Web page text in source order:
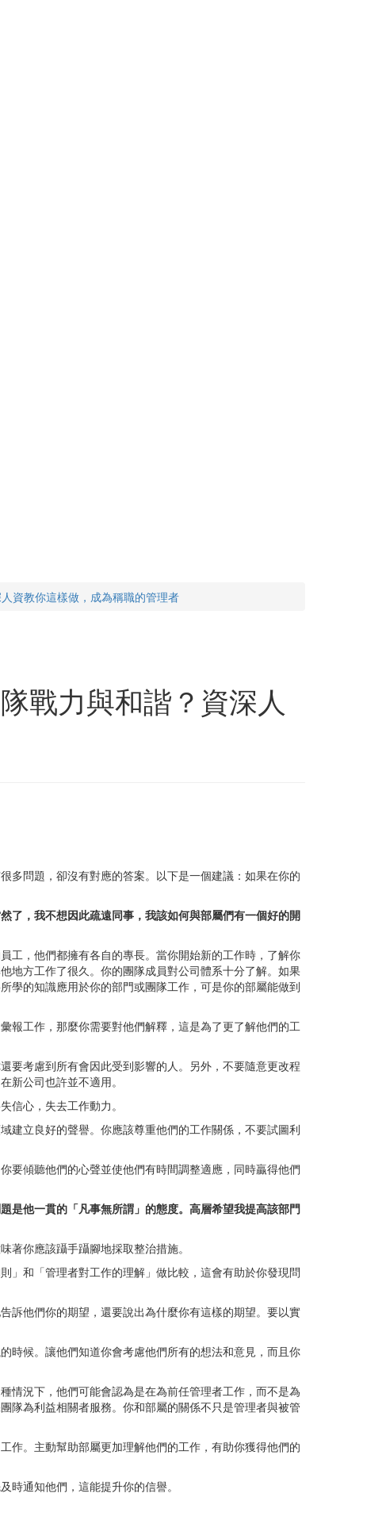
資教你這樣做，成為稱職的管理者
戰力與和諧？資深人
問題，卻沒有對應的答案。以下是一個建議：如果在你的
了，我不想因此疏遠同事，我該如何與部屬們有一個好的開
工，他們都擁有各自的專長。當你開始新的工作時，了解你
地方工作了很久。你的團隊成員對公司體系十分了解。如果
學的知識應用於你的部門或團隊工作，可是你的部屬能做到
報工作，那麼你需要對他們解釋，這是為了更了解他們的工
要考慮到所有會因此受到影響的人。另外，不要隨意更改程
新公司也許並不適用。
信心，失去工作動力。
建立良好的聲譽。你應該尊重他們的工作關係，不要試圖利
要傾聽他們的心聲並使他們有時間調整適應，同時贏得他們
是他一貫的「凡事無所謂」的態度。高層希望我提高該部門
你應該躡手躡腳地採取整治措施。
」和「管理者對工作的理解」做比較，這會有助於你發現問
訴他們你的期望，還要說出為什麼你有這樣的期望。要以實
時候。讓他們知道你會考慮他們所有的想法和意見，而且你
情況下，他們可能會認為是在為前任管理者工作，而不是為
隊為利益相關者服務。你和部屬的關係不只是管理者與被管
作。主動幫助部屬更加理解他們的工作，有助你獲得他們的
通知他們，這能提升你的信譽。